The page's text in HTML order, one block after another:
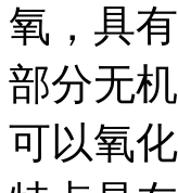
氧，具
部分无
可以氧